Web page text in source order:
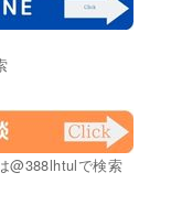
@388lhtulで検索